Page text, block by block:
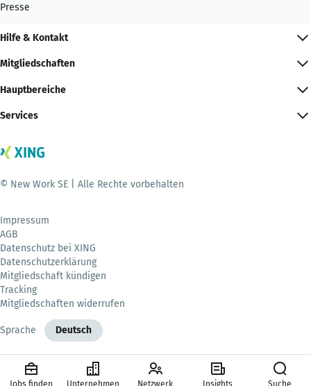
Presse
Hilfe & Kontakt
Mitgliedschaften
Hauptbereiche
Services
© New Work SE | Alle Rechte vorbehalten
Impressum
AGB
Datenschutz bei XING
Datenschutzerklärung
Mitgliedschaft kündigen
Tracking
Mitgliedschaften widerrufen
Sprache Deutsch
Jobs finden Unternehmen Netzwerk Insights Suche